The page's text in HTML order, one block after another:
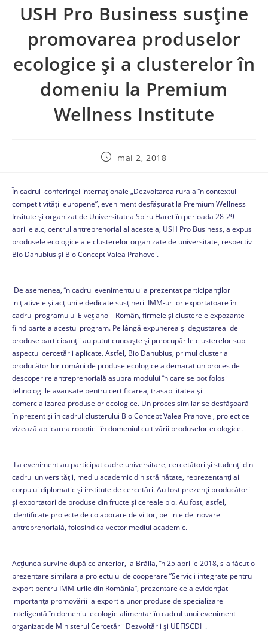
USH Pro Business susține
promovarea produselor
ecologice și a clusterelor în
domeniu la Premium
Wellness Institute
mai 2, 2018
În cadrul conferinței internaționale „Dezvoltarea rurala în contextul
competitivității europene”, eveniment desfășurat la Premium Wellness
Insitute și organizat de Universitatea Spiru Haret în perioada 28-29
aprilie a.c, centrul antreprenorial al acesteia, USH Pro Business, a expus
produsele ecologice ale clusterelor organizate de universitate, respectiv
Bio Danubius și Bio Concept Valea Prahovei.
De asemenea, în cadrul evenimentului a prezentat participanților
inițiativele și acțiunile dedicate susținerii IMM-urilor exportatoare în
cadrul programului Elvețiano – Român, firmele și clusterele expozante
fiind parte a acestui program. Pe lângă expunerea și degustarea de
produse participanții au putut cunoaște și preocupările clusterelor sub
aspectul cercetării aplicate. Astfel, Bio Danubius, primul cluster al
producătorilor români de produse ecologice a demarat un proces de
descoperire antreprenorială asupra modului în care se pot folosi
tehnologiile avansate pentru certificarea, trasabilitatea și
comercializarea produselor ecologice. Un proces similar se desfășoară
în prezent și în cadrul clusterului Bio Concept Valea Prahovei, proiect ce
vizează aplicarea roboticii în domeniul cultivării produselor ecologice.
La eveniment au participat cadre universitare, cercetători și studenți din
cadrul universității, mediu academic din străinătate, reprezentanți ai
corpului diplomatic și institute de cercetări. Au fost prezenți producători
și exportatori de produse din fructe și cereale bio. Au fost, astfel,
identificate proiecte de colaborare de viitor, pe linie de inovare
antreprenorială, folosind ca vector mediul academic.
Acțiunea survine după ce anterior, la Brăila, în 25 aprilie 2018, s-a făcut o
prezentare similara a proiectului de cooperare ”Servicii integrate pentru
export pentru IMM-urile din România”, prezentare ce a evidențiat
importanța promovării la export a unor produse de specializare
inteligentă în domeniul ecologic-alimentar în cadrul unui eveniment
organizat de Ministerul Cercetării Dezvoltării și UEFISCDI .